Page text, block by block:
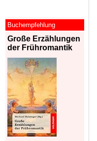
Buchempfehlung
Große Erzählungen
der Frühromantik